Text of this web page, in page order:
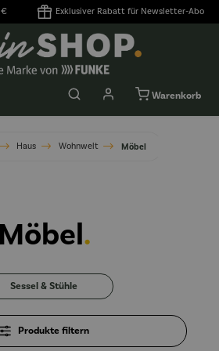
€ Exklusiver Rabatt für Newsletter-Abo
Warenkorb
Haus Wohnwelt Möbel
Möbel.
Sessel & Stühle
Produkte filtern